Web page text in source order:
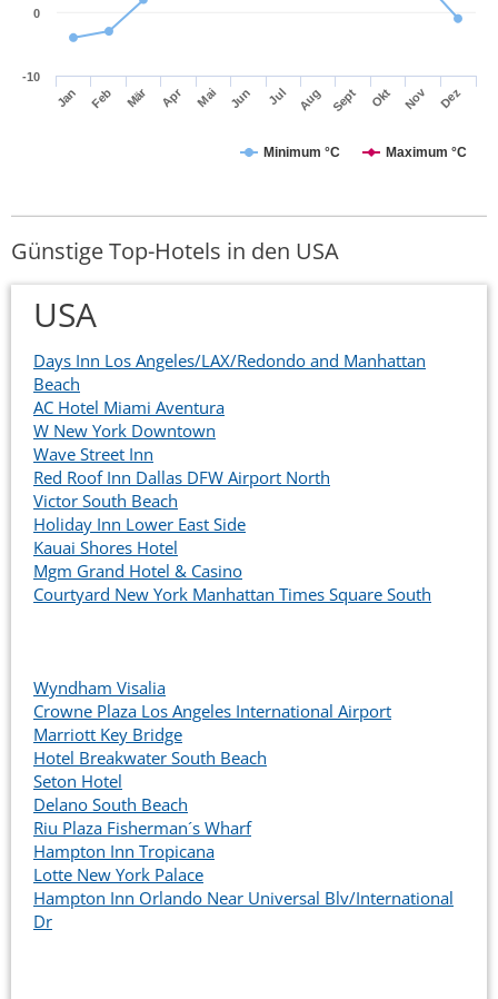
Minimum °C Maximum °C
Jan Feb Mär Apr Mai Jun Jul Aug Sept Okt Nov Dez
-10
0
Günstige Top-Hotels in den USA
USA
Days Inn Los Angeles/LAX/Redondo and Manhattan
Beach
AC Hotel Miami Aventura
W New York Downtown
Wave Street Inn
Red Roof Inn Dallas DFW Airport North
Victor South Beach
Holiday Inn Lower East Side
Kauai Shores Hotel
Mgm Grand Hotel & Casino
Courtyard New York Manhattan Times Square South
Wyndham Visalia
Crowne Plaza Los Angeles International Airport
Marriott Key Bridge
Hotel Breakwater South Beach
Seton Hotel
Delano South Beach
Riu Plaza Fisherman´s Wharf
Hampton Inn Tropicana
Lotte New York Palace
Hampton Inn Orlando Near Universal Blv/International
Dr